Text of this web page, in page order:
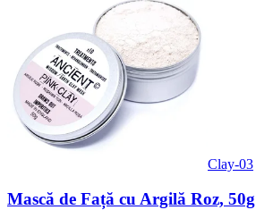
Clay-03
Mască de Față cu Argilă Roz, 50g